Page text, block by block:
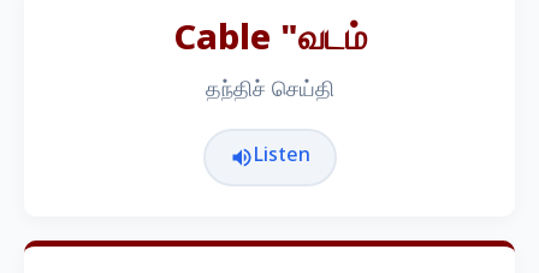
Cable "வடம்
தந்திச் செய்தி
Listen